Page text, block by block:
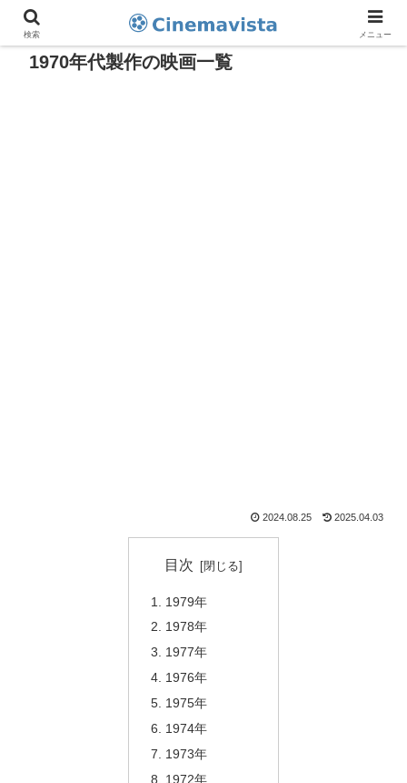
1970年代製作の映画一覧
2024.08.25 2025.04.03
目次
1979年
1978年
1977年
1976年
1975年
1974年
1973年
1972年
検索 メニュー